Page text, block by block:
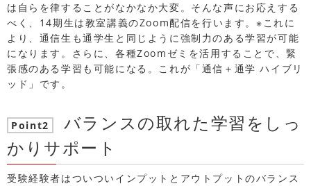
は自らを律することがなかなか大変。そんな声にお応えする
べく、14期生は教室講義のZoom配信を行います。※これに
より、通信生も通学生と同じように強制力のある学習が可能
になります。さらに、各種Zoomゼミを活用することで、緊
張感のある学習も可能になる。これが「通信＋通学 ハイブリ
ッド」です。
Point2
バランスの取れた学習をしっ
かりサポート
受験経験者はついついインプットとアウトプットのバランス